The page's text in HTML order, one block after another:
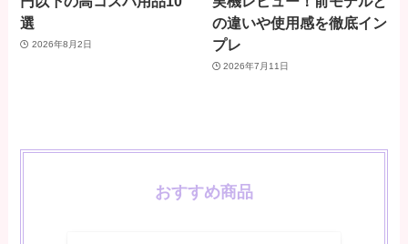
選
2026年8月2日
の違いや使用感を徹底イン
プレ
2026年7月11日
おすすめ商品